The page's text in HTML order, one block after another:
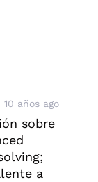
10 años ago
sobre
a